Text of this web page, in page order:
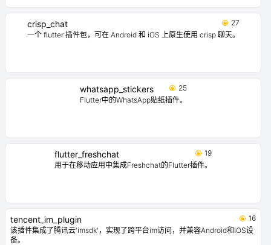
crisp_chat
27
一个 flutter 插件包，可在 Android 和 iOS 上原生使用 crisp 聊天。
whatsapp_stickers
25
Flutter中的WhatsApp贴纸插件。
flutter_freshchat
19
用于在移动应用中集成Freshchat的Flutter插件。
tencent_im_plugin
16
该插件集成了腾讯云'imsdk'，实现了跨平台im访问，并兼容Android和IOS设
备。